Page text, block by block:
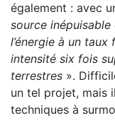
également : avec
source inépuisable
l’énergie à un
intensité six fois
terrestres ».
un tel projet, mais
techniques à